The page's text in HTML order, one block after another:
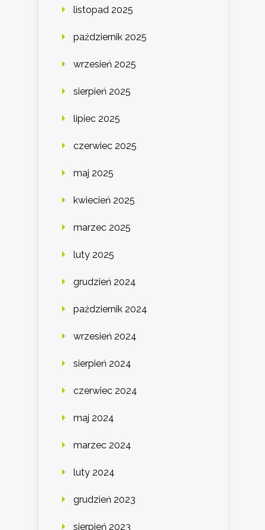
listopad 2025
październik 2025
wrzesień 2025
sierpień 2025
lipiec 2025
czerwiec 2025
maj 2025
kwiecień 2025
marzec 2025
luty 2025
grudzień 2024
październik 2024
wrzesień 2024
sierpień 2024
czerwiec 2024
maj 2024
marzec 2024
luty 2024
grudzień 2023
sierpień 2023